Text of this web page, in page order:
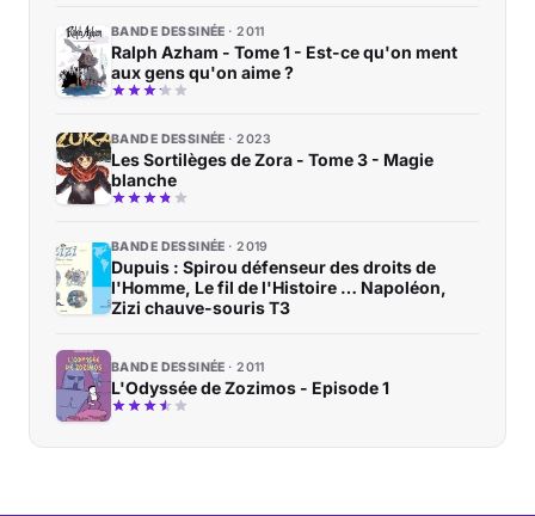
BANDE DESSINÉE 2011
Ralph Azham - Tome 1 - Est-ce qu'on ment
aux gens qu'on aime ?
BANDE DESSINÉE 2023
Les Sortilèges de Zora - Tome 3 - Magie
blanche
BANDE DESSINÉE 2019
Dupuis : Spirou défenseur des droits de
l'Homme, Le fil de l'Histoire … Napoléon,
Zizi chauve-souris T3
BANDE DESSINÉE 2011
L'Odyssée de Zozimos - Episode 1